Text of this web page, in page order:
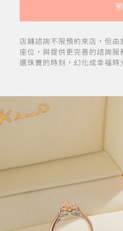
店鋪諮詢不限預約來店，但
座位，與提供更完善的諮詢
選珠寶的時刻，幻化成幸福時